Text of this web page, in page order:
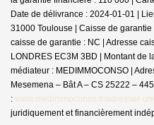
Date de délivrance : 2024-01-01 |
31000 Toulouse | Caisse de
caisse de garantie : NC | Adresse
LONDRES EC3M 3BD | Montant de
médiateur : MEDIMMOCONSO |
Mesemena – Bât A – CS 25222 –
: www.medimmoconso.fr/adresser-
juridiquement et financièrement